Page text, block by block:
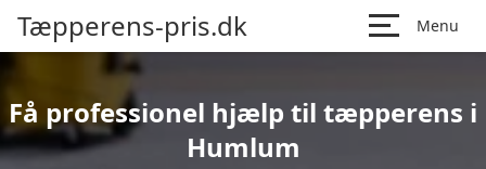
Tæpperens-pris.dk Menu
Få professionel hjælp til tæpperens i
Humlum